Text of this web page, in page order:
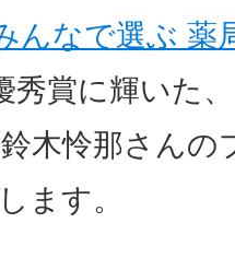
んなで選ぶ 薬
秀賞に輝いた
木怜那さんの
ます。